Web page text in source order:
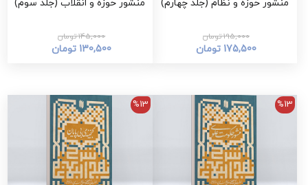
منشور حوزه و نظام (جلد چهارم)
195,000 تومان
175,500 تومان
منشور حوزه و انقلاب (جلد سوم)
145,000 تومان
130,500 تومان
%13
%13